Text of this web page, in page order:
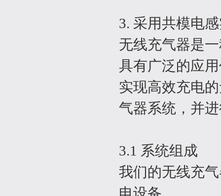
3. 采用共模电
无线充气器是
具有广泛的应
实现高效充电
气器系统，并
3.1 系统组成
我们的无线充